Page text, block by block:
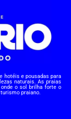
hotéis e pousadas para
naturais. As praias
o sol brilha forte o
praiano.